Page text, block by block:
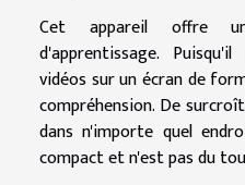
Cet appareil offre
d'apprentissage.
vidéos sur un écran de
compréhension. De
dans n'importe quel
compact et n'est pas du